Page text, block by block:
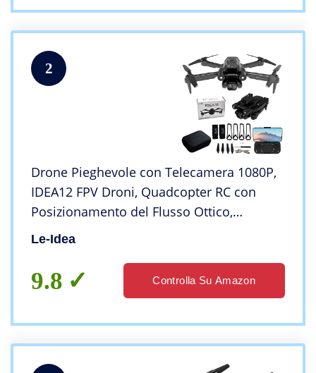
2
Drone Pieghevole con Telecamera 1080P,
IDEA12 FPV Droni, Quadcopter RC con
Posizionamento del Flusso Ottico,
Evitamento Attivo Degli Ostacoli a 360°,
Le-Idea
9.8 Controlla Su Amazon